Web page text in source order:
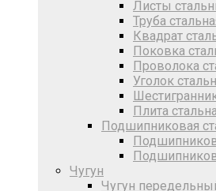
Листы
Труба
Квадрат
Поковка
Проволока
Уголок
Плита
Подшипниковая
Чугун
Чугун